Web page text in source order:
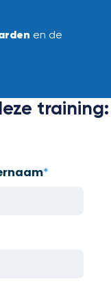
en de
training:
*